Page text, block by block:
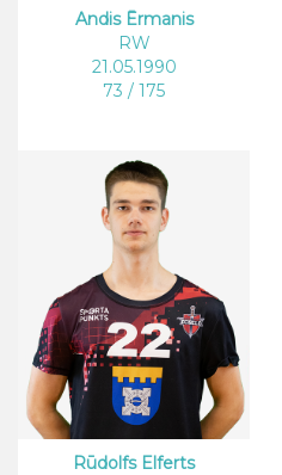
Andis Ērmanis
RW
21.05.1990
73 / 175
Rūdolfs Elferts